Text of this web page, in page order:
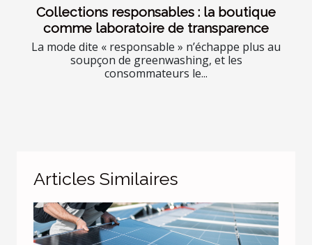
Collections responsables : la boutique
comme laboratoire de transparence
La mode dite « responsable » n’échappe plus au
soupçon de greenwashing, et les
consommateurs le...
Articles Similaires